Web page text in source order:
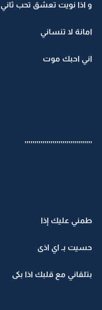
و اذا نويت تعشق تحب ثاني
امانة لا تنساني
اني احبك موت
,,,,,,,,,,,,,,,,,,,,,,,,,,,,,,,,,,
طمني عليك إذا
حسيت بـ اي اذى
بتلقاني مع قلبك اذا بكى